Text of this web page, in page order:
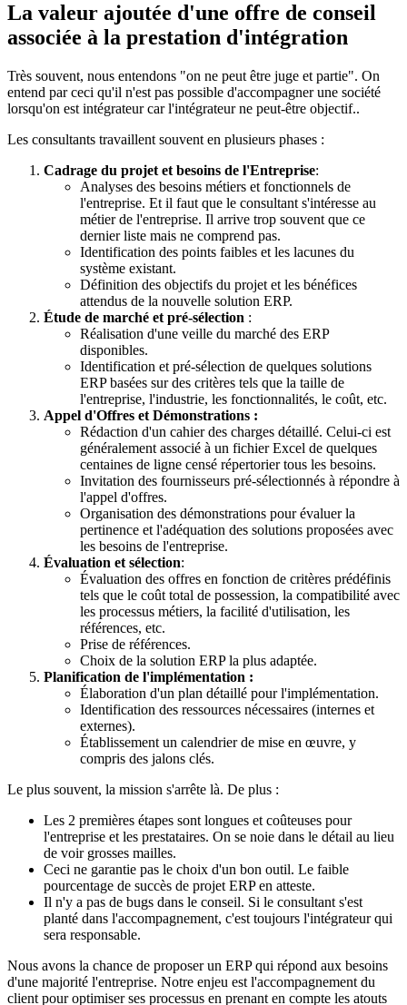
La valeur ajoutée d'une offre de conseil
associée à la prestation d'intégration
Très souvent, nous entendons "on ne peut être juge et partie". On
entend par ceci qu'il n'est pas possible d'accompagner une société
lorsqu'on est intégrateur car l'intégrateur ne peut-être objectif..
Les consultants travaillent souvent en plusieurs phases :
Cadrage du projet et besoins de l'Entreprise:
Analyses des besoins métiers et fonctionnels de
l'entreprise. Et il faut que le consultant s'intéresse au
métier de l'entreprise. Il arrive trop souvent que ce
dernier liste mais ne comprend pas.
Identification des points faibles et les lacunes du
système existant.
Définition des objectifs du projet et les bénéfices
attendus de la nouvelle solution ERP.
Étude de marché et pré-sélection :
Réalisation d'une veille du marché des ERP
disponibles.
Identification et pré-sélection de quelques solutions
ERP basées sur des critères tels que la taille de
l'entreprise, l'industrie, les fonctionnalités, le coût, etc.
Appel d'Offres et Démonstrations :
Rédaction d'un cahier des charges détaillé. Celui-ci est
généralement associé à un fichier Excel de quelques
centaines de ligne censé répertorier tous les besoins.
Invitation des fournisseurs pré-sélectionnés à répondre à
l'appel d'offres.
Organisation des démonstrations pour évaluer la
pertinence et l'adéquation des solutions proposées avec
les besoins de l'entreprise.
Évaluation et sélection:
Évaluation des offres en fonction de critères prédéfinis
tels que le coût total de possession, la compatibilité avec
les processus métiers, la facilité d'utilisation, les
références, etc.
Prise de références.
Choix de la solution ERP la plus adaptée.
Planification de l'implémentation :
Élaboration d'un plan détaillé pour l'implémentation.
Identification des ressources nécessaires (internes et
externes).
Établissement un calendrier de mise en œuvre, y
compris des jalons clés.
Le plus souvent, la mission s'arrête là. De plus :
Les 2 premières étapes sont longues et coûteuses pour
l'entreprise et les prestataires. On se noie dans le détail au lieu
de voir grosses mailles.
Ceci ne garantie pas le choix d'un bon outil. Le faible
pourcentage de succès de projet ERP en atteste.
Il n'y a pas de bugs dans le conseil. Si le consultant s'est
planté dans l'accompagnement, c'est toujours l'intégrateur qui
sera responsable.
Nous avons la chance de proposer un ERP qui répond aux besoins
d'une majorité l'entreprise. Notre enjeu est l'accompagnement du
client pour optimiser ses processus en prenant en compte les atouts